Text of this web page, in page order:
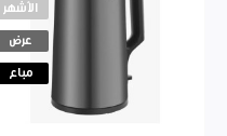
الأشهر
عرض
مباع